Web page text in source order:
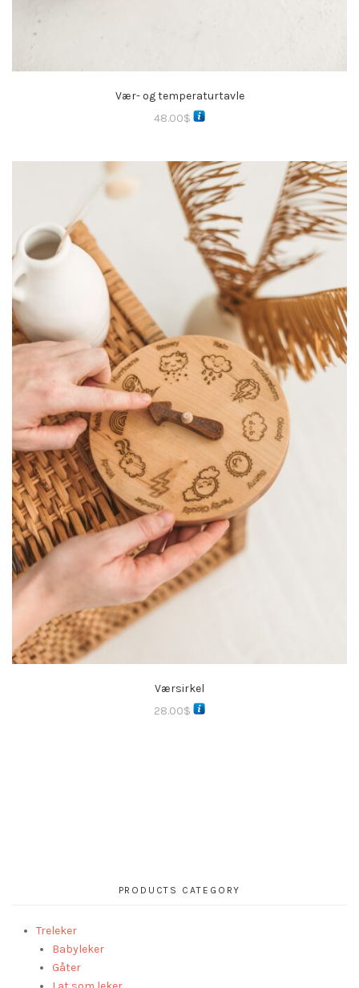
Vær- og temperaturtavle
48.00$
Værsirkel
28.00$
PRODUCTS CATEGORY
Treleker
Babyleker
Gåter